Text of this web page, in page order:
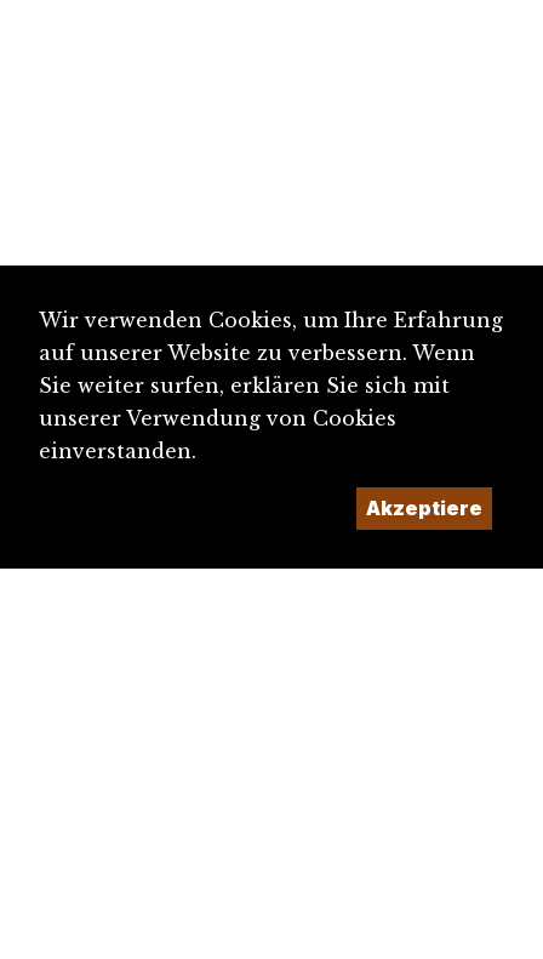
Wir verwenden Cookies, um Ihre Erfahrung
auf unserer Website zu verbessern. Wenn
Sie weiter surfen, erklären Sie sich mit
unserer Verwendung von Cookies
einverstanden.
Akzeptiere